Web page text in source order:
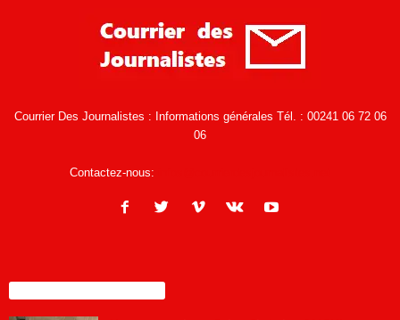
Courrier Des Journalistes : Informations générales Tél. : 00241 06 72 06
06
Contactez-nous: